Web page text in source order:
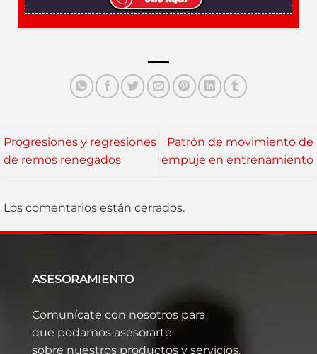
Progresiones y regresiones
de remos renegados
Patrón de movimiento de
empuje en entrenamiento
Los comentarios están cerrados.
ASESORAMIENTO
Comunícate con nosotros para
que podamos asesorarte
sobre nuestros productos y servicios.